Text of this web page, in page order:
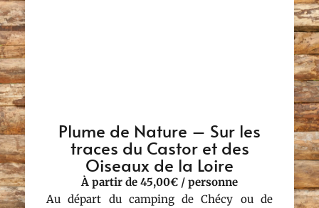
Plume de Nature – Sur les
traces du Castor et des
Oiseaux de la Loire
À partir de 45,00€ / personne
Au départ du camping de Chécy ou de